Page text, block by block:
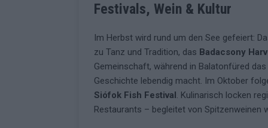
Festivals, Wein & Kultur
Im Herbst wird rund um den See gefeiert:
zu Tanz und Tradition, das Badacsony
Gemeinschaft, während in Balatonfüred das
Geschichte lebendig macht. Im Oktober
Siófok Fish Festival. Kulinarisch locken
Restaurants – begleitet von Spitzenweinen